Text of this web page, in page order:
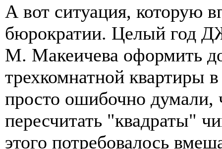
А вот ситуация, которую
бюрократии. Целый год
М. Макеичева оформить
трехкомнатной квартиры
просто ошибочно
пересчитать "квадраты"
этого потребовалось